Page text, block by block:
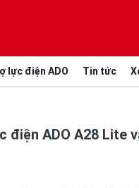
lực điện ADO Tin tức
ADO A28 Lite